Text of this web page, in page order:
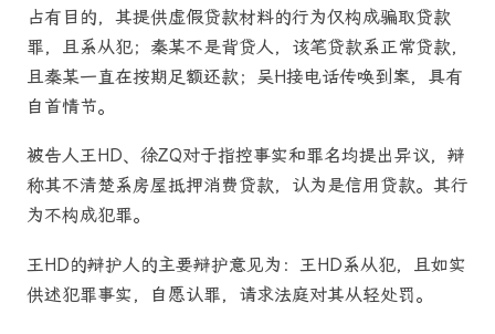
占有目的，其提供虚假贷款材料的行为仅构成骗取贷款
罪，且系从犯；秦某不是背贷人，该笔贷款系正常贷款，
且秦某一直在按期足额还款；吴H接电话传唤到案，具有
自首情节。
被告人王HD、徐ZQ对于指控事实和罪名均提出异议，辩
称其不清楚系房屋抵押消费贷款，认为是信用贷款。其行
为不构成犯罪。
王HD的辩护人的主要辩护意见为：王HD系从犯，且如实
供述犯罪事实，自愿认罪，请求法庭对其从轻处罚。